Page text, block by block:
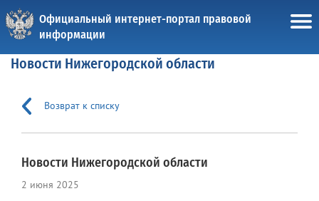
Официальный интернет-портал правовой
информации
Новости Нижегородской области
Возврат к списку
Новости Нижегородской области
2 июня 2025